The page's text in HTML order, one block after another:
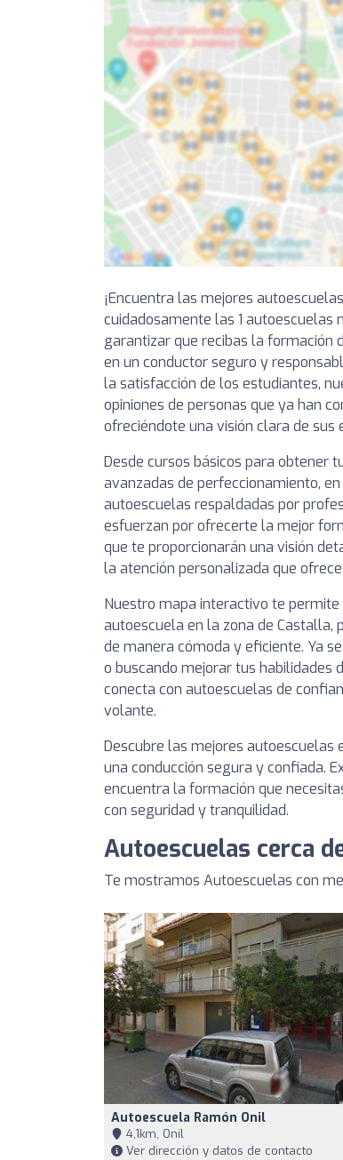
¡Encuentra las mejores
cuidadosamente las 1 autoescuelas
garantizar que recibas la formación
en un conductor seguro y
la satisfacción de los estudiantes,
opiniones de personas que ya han
ofreciéndote una visión clara de sus
Desde cursos básicos para obtener
avanzadas de perfeccionamiento,
autoescuelas respaldadas por
esfuerzan por ofrecerte la mejor
que te proporcionarán una visión
la atención personalizada que
Nuestro mapa interactivo te
autoescuela en la zona de Castalla,
de manera cómoda y eficiente. Ya
o buscando mejorar tus habilidades
conecta con autoescuelas de
volante.
Descubre las mejores autoescuelas
una conducción segura y confiada.
encuentra la formación que
con seguridad y tranquilidad.
Autoescuelas cerca
Te mostramos Autoescuelas con
Autoescuela Ramón Onil
4,1km, Onil
Ver dirección y datos de contacto